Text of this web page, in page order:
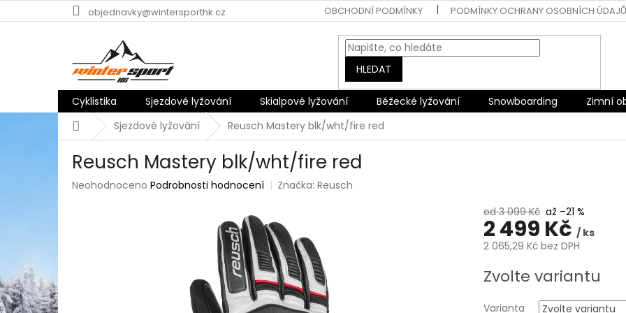
na
objednavky@wintersporthk.cz OBCHODNÍ PODMÍNKY PODMÍNKY OCHRANY OSOBNÍCH ÚDAJŮ
HLEDAT
Cyklistika Sjezdové lyžování Skialpové lyžování Běžecké lyžování Snowboarding Zimní
DomůSjezdové lyžování Reusch Mastery blk/wht/fire red
Reusch Mastery blk/wht/fire red
Průměrné
Neohodnoceno Podrobnosti hodnocení Značka:Reusch
od 3 099 Kč až –21 %
2 499 Kč / ks
2 065,29 Kč bez DPH
cena:
Zvolte variantu
Varianta